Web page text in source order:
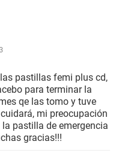
pastillas femi plus cd,
para terminar la
qe las tomo y tuve
mi preocupación
pastilla de emergencia
gracias!!!